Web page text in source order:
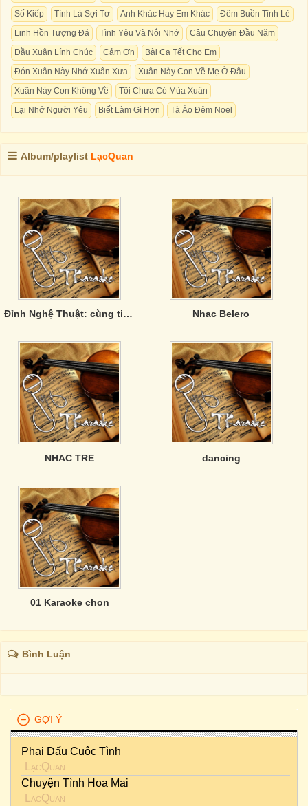
Số Kiếp
Tình Là Sợi Tơ Anh Khác Hay Em Khác
Đêm Buồn Tỉnh Lẻ
Linh Hồn Tượng Đá
Tình Yêu Và Nỗi Nhớ
Câu Chuyện Đầu Năm
Đầu Xuân Lính Chúc
Cảm Ơn
Bài Ca Tết Cho Em
Đón Xuân Này Nhớ Xuân Xưa
Xuân Này Con Về Mẹ Ở Đâu
Xuân Này Con Không Về
Tôi Chưa Có Mùa Xuân
Lại Nhớ Người Yêu
Biết Làm Gì Hơn Tà Áo Đêm Noel
Album/playlist LạcQuan
Đỉnh Nghệ Thuật: cùng tiêu điểm - khác góc tới. Nhac Belero
NHAC TRE dancing
01 Karaoke chon
Bình Luận
GỢI Ý
Phai Dấu Cuộc Tình
LạcQuan
Chuyện Tình Hoa Mai
LạcQuan